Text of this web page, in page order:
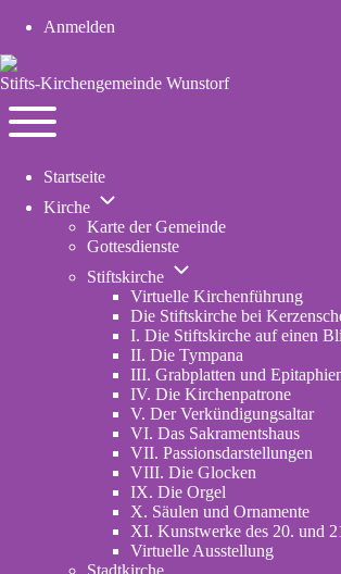
User
account
menu
Anmelden
Stifts-Kirchengemeinde Wunstorf
Navigation
main
Startseite
Kirche
Unternavigation
Kirche
Karte der Gemeinde
Gottesdienste
Stiftskirche
Unternavigation
Stiftskirche
Virtuelle Kirchenführung
Die Stiftskirche bei
I. Die Stiftskirche auf einen
II. Die Tympana
III. Grabplatten und
IV. Die Kirchenpatrone
V. Der Verkündigungsaltar
VI. Das Sakramentshaus
VII. Passionsdarstellungen
VIII. Die Glocken
IX. Die Orgel
X. Säulen und Ornamente
XI. Kunstwerke des 20. und
Virtuelle Ausstellung
Stadtkirche